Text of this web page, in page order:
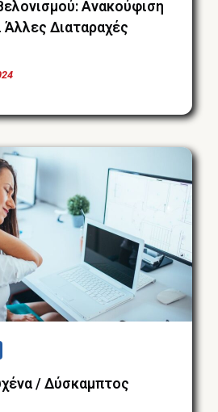
Ανακούφιση
Άλλες Διαταραχές
/ Δύσκαμπτος